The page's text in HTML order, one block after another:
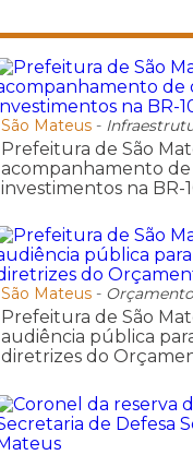
São Mateus-
Prefeitura de São
acompanhamento de
investimentos na BR-
São Mateus- Orçamento
Prefeitura de São
audiência pública
diretrizes do